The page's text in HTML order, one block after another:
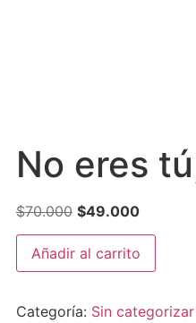
No eres
$70.000 El
precio
original
era:
$49.000El
precio
actual
es:
No
eres
tú,
cantidad
Añadir al carrito
Categoría: Sin categorizar